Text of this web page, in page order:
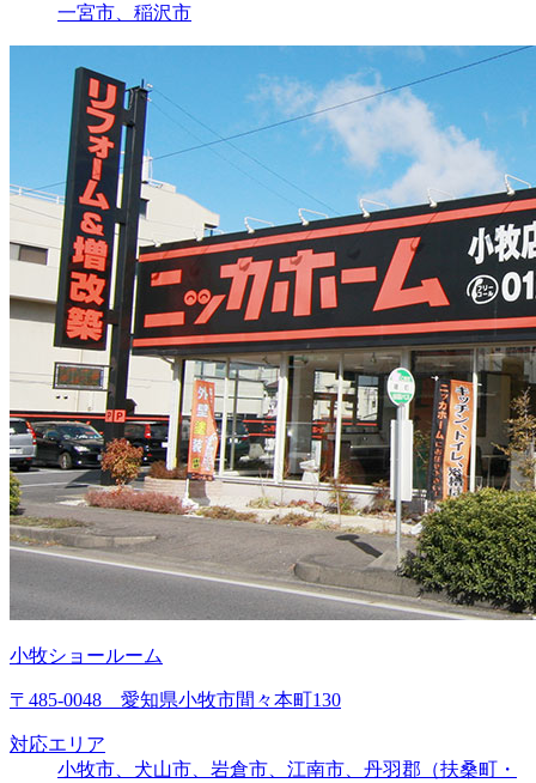
一宮市、稲沢市
小牧ショールーム
〒485-0048 愛知県小牧市間々本町130
対応エリア
小牧市、犬山市、岩倉市、江南市、丹羽郡（扶桑町・